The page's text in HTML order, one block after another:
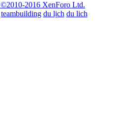
©2010-2016 XenForo Ltd.
teambuilding du lịch du lich